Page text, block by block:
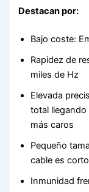
Destacan por:
Bajo coste:
Rapidez de
miles de Hz
Elevada
total
más caros
Pequeño
cable es
Inmunidad